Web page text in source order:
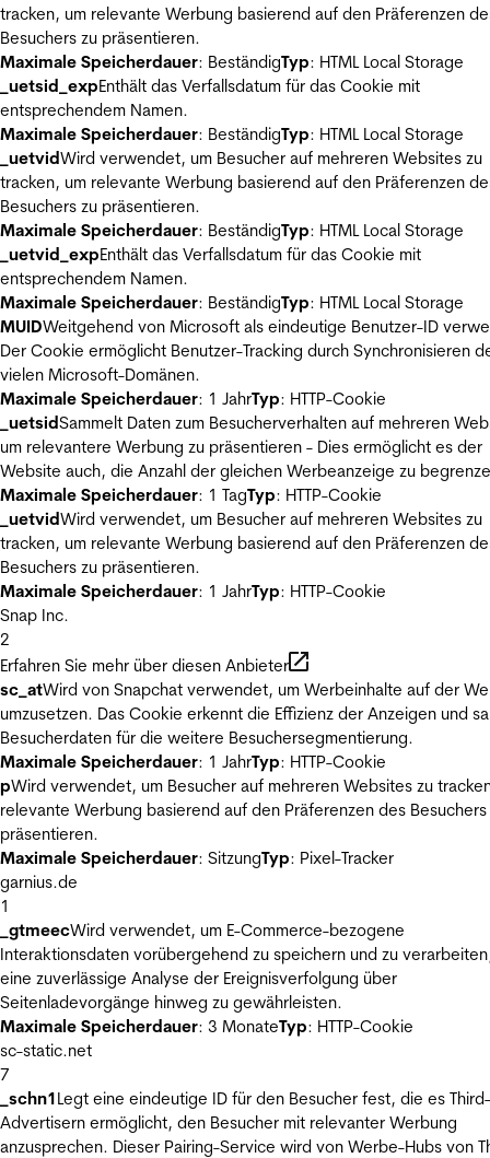
tracken, um relevante Werbung basierend auf den Präferenzen
Besuchers zu präsentieren.
Maximale Speicherdauer: BeständigTyp: HTML Local Storage
_uetsid_expEnthält das Verfallsdatum für das Cookie mit
entsprechendem Namen.
Maximale Speicherdauer: BeständigTyp: HTML Local Storage
_uetvidWird verwendet, um Besucher auf mehreren Websites zu
tracken, um relevante Werbung basierend auf den Präferenzen
Besuchers zu präsentieren.
Maximale Speicherdauer: BeständigTyp: HTML Local Storage
_uetvid_expEnthält das Verfallsdatum für das Cookie mit
entsprechendem Namen.
Maximale Speicherdauer: BeständigTyp: HTML Local Storage
MUIDWeitgehend von Microsoft als eindeutige Benutzer-ID
Der Cookie ermöglicht Benutzer-Tracking durch Synchronisieren
vielen Microsoft-Domänen.
Maximale Speicherdauer: 1 JahrTyp: HTTP-Cookie
_uetsidSammelt Daten zum Besucherverhalten auf mehreren
um relevantere Werbung zu präsentieren - Dies ermöglicht es der
Website auch, die Anzahl der gleichen Werbeanzeige zu
Maximale Speicherdauer: 1 TagTyp: HTTP-Cookie
_uetvidWird verwendet, um Besucher auf mehreren Websites zu
tracken, um relevante Werbung basierend auf den Präferenzen
Besuchers zu präsentieren.
Maximale Speicherdauer: 1 JahrTyp: HTTP-Cookie
Snap Inc.
2
Erfahren Sie mehr über diesen Anbieter
sc_atWird von Snapchat verwendet, um Werbeinhalte auf der
umzusetzen. Das Cookie erkennt die Effizienz der Anzeigen und
Besucherdaten für die weitere Besuchersegmentierung.
Maximale Speicherdauer: 1 JahrTyp: HTTP-Cookie
pWird verwendet, um Besucher auf mehreren Websites zu
relevante Werbung basierend auf den Präferenzen des Besuchers
präsentieren.
Maximale Speicherdauer: SitzungTyp: Pixel-Tracker
garnius.de
1
_gtmeecWird verwendet, um E-Commerce-bezogene
Interaktionsdaten vorübergehend zu speichern und zu
eine zuverlässige Analyse der Ereignisverfolgung über
Seitenladevorgänge hinweg zu gewährleisten.
Maximale Speicherdauer: 3 MonateTyp: HTTP-Cookie
sc-static.net
7
_schn1Legt eine eindeutige ID für den Besucher fest, die es
Advertisern ermöglicht, den Besucher mit relevanter Werbung
anzusprechen. Dieser Pairing-Service wird von Werbe-Hubs von